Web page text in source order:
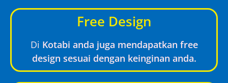
Free Design
Di Kotabi anda juga mendapatkan free
design sesuai dengan keinginan anda.